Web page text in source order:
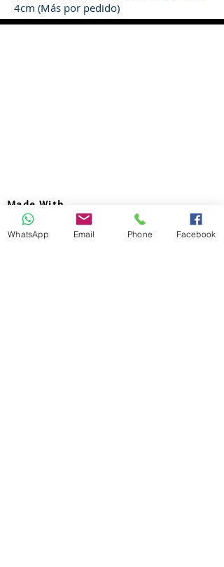
4cm (Más por pedido)
Made With
Head Office :
Address : 99 Emtedad El-Aml buildings,
WhatsApp Email Phone Facebook